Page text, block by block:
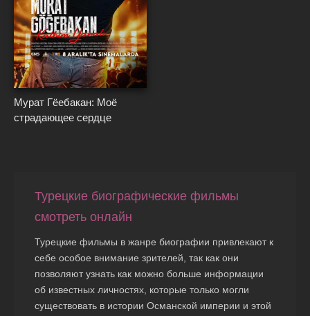
{*}*
Мурат Гёебакан: Моё
страдающее сердце
Турецкие биографические фильмы
смотреть онлайн
Турецкие фильмы в жанре биографии привлекают к
себе особое внимание зрителей, так как они
позволяют узнать как можно больше информации
об известных личностях, которые только могли
существовать в истории Османской империи и этой